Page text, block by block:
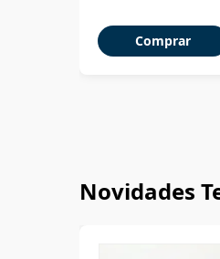
Comprar
Novidades